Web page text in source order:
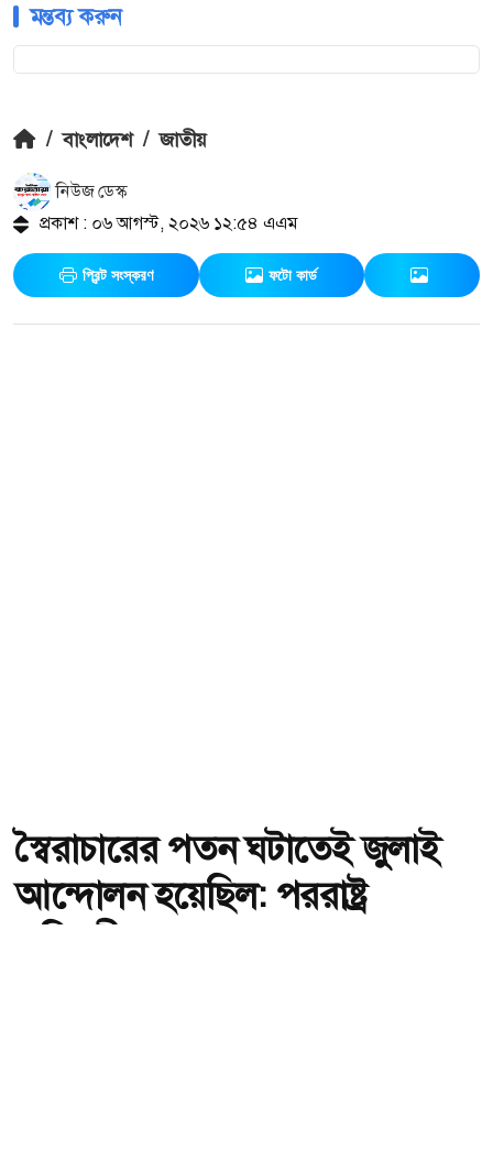
মন্তব্য করুন
/ বাংলাদেশ / জাতীয়
নিউজ ডেস্ক
প্রকাশ : ০৬ আগস্ট, ২০২৬ ১২:৫৪ এএম
প্রিন্ট সংস্করণ ফটো কার্ড
স্বৈরাচারের পতন ঘটাতেই জুলাই
আন্দোলন হয়েছিল: পররাষ্ট্র